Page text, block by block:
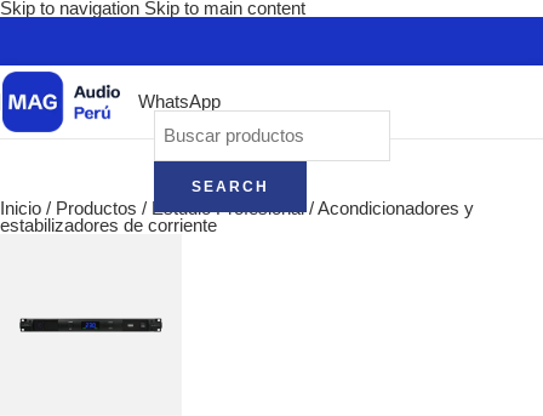
Skip to navigation Skip to main content
WhatsApp
SEARCH
Inicio / Productos / Estudio Profesional/Acondicionadores y
estabilizadores de corriente